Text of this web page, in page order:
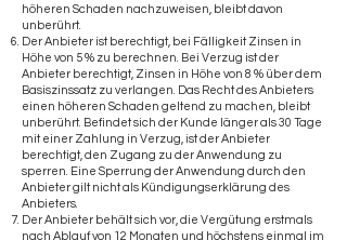
höheren Schaden nachzuweisen, bleibt davon
unberührt.
Der Anbieter ist berechtigt, bei Fälligkeit Zinsen in
Höhe von 5 % zu berechnen. Bei Verzug ist der
Anbieter berechtigt, Zinsen in Höhe von 8 % über dem
Basiszinssatz zu verlangen. Das Recht des Anbieters
einen höheren Schaden geltend zu machen, bleibt
unberührt. Befindet sich der Kunde länger als 30 Tage
mit einer Zahlung in Verzug, ist der Anbieter
berechtigt, den Zugang zu der Anwendung zu
sperren. Eine Sperrung der Anwendung durch den
Anbieter gilt nicht als Kündigungserklärung des
Anbieters.
Der Anbieter behält sich vor, die Vergütung erstmals
nach Ablauf von 12 Monaten und höchstens einmal im